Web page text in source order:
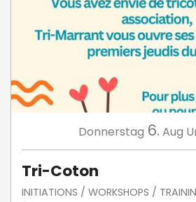
Donnerstag 6. Aug
Tri-Coton
INITIATIONS / WORKSHOPS /